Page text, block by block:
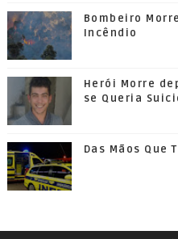
Bombeiro
Incêndio
Herói Morre
se Queria
Das Mãos Que